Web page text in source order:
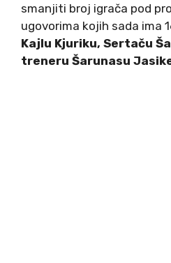
smanjiti broj igrača pod
ugovorima kojih sada ima
Kajlu Kjuriku, Sertaču
treneru Šarunasu